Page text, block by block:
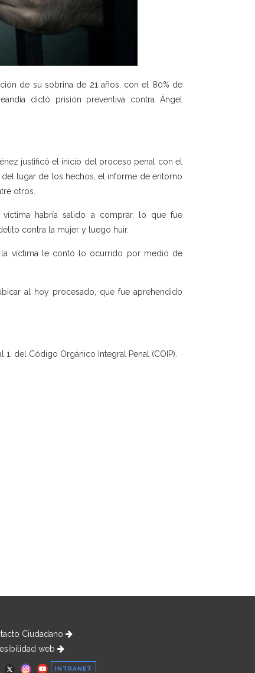
de su sobrina de 21 años, con el 80% de
dictó prisión preventiva contra Ángel
justificó el inicio del proceso penal con el
lugar de los hechos, el informe de entorno
otros.
habría salido a comprar, lo que fue
contra la mujer y luego huir.
la víctima le contó lo ocurrido por medio de
al hoy procesado, que fue aprehendido
del Código Orgánico Integral Penal (COIP).
Ciudadano
web
INTRANET